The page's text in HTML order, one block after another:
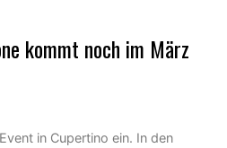
kommt noch im März
in Cupertino ein. In den